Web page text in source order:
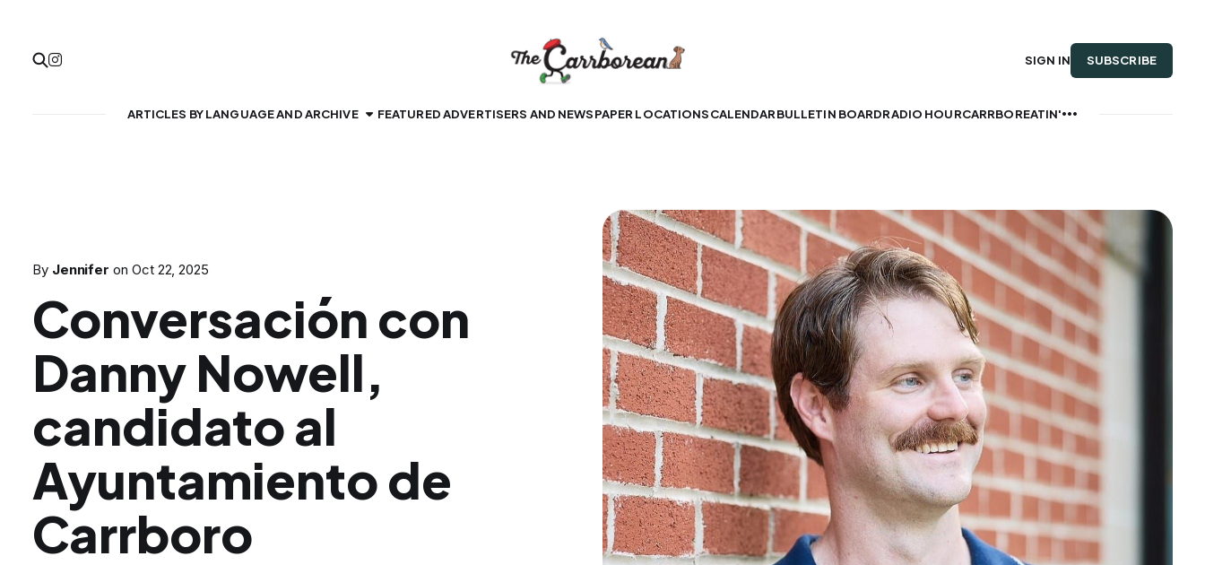
ARTICLES BY LANGUAGE AND ARCHIVE FEATURED ADVERTISERS AND NEWSPAPER LOCATIONSCALENDARBULLETIN BOARDRADIO HOURCARRBOREATIN'
SIGN IN SUBSCRIBE
By Jennifer on Oct 22, 2025
Conversación con
Danny Nowell,
candidato al
Ayuntamiento de
Carrboro